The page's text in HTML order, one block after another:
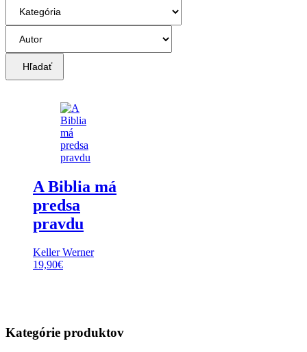
Hľadať
A Biblia má
predsa
pravdu
Keller Werner
19,90€
Kategórie produktov